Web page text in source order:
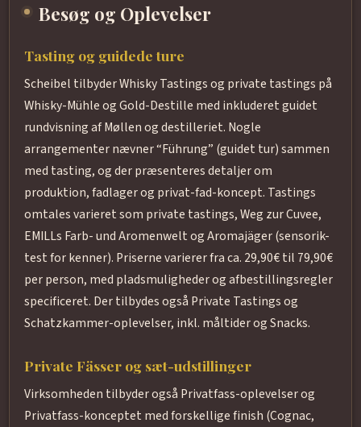
Besøg og Oplevelser
Tasting og guidede ture
Scheibel tilbyder Whisky Tastings og private tastings på
Whisky-Mühle og Gold-Destille med inkluderet guidet
rundvisning af Møllen og destilleriet. Nogle
arrangementer nævner “Führung” (guidet tur) sammen
med tasting, og der præsenteres detaljer om
produktion, fadlager og privat-fad-koncept. Tastings
omtales varieret som private tastings, Weg zur Cuvee,
EMILLs Farb- und Aromenwelt og Aromajäger (sensorik-
test for kenner). Priserne varierer fra ca. 29,90€ til 79,90€
per person, med pladsmuligheder og afbestillingsregler
specificeret. Der tilbydes også Private Tastings og
Schatzkammer-oplevelser, inkl. måltider og Snacks.
Private Fässer og sæt-udstillinger
Virksomheden tilbyder også Privatfass-oplevelser og
Privatfass-konceptet med forskellige finish (Cognac,